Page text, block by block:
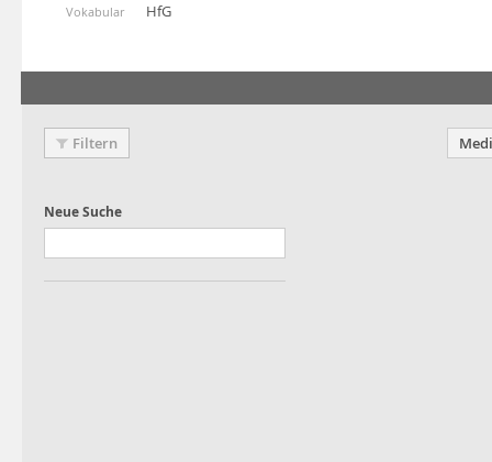
Vokabular HfG
Filtern